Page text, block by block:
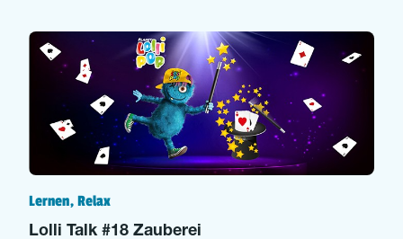
Lernen, Relax
Lolli Talk #18 Zauberei